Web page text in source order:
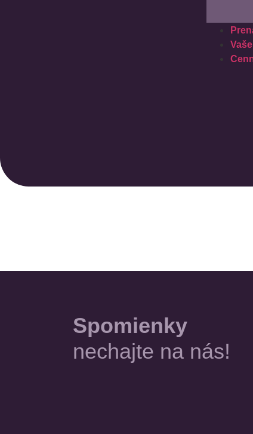
Spomienky
nechajte na nás!